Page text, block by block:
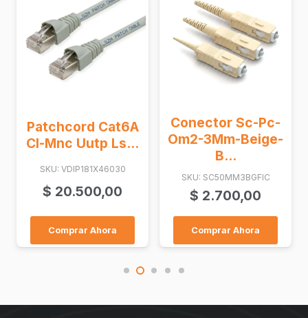
Patchcord Cat6A
Cl-Mnc Uutp Ls...
SKU: VDIP181X46030
$ 20.500,00
Comprar Ahora
Conector Sc-Pc-
Om2-3Mm-Beige-
B...
SKU: SC50MM3BGFIC
$ 2.700,00
Comprar Ahora